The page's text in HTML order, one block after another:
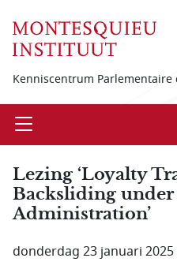
Kenniscentrum Parlementaire
Open
Lezing ‘Loyalty
Backsliding
Administration’
donderdag 23 januari 2025